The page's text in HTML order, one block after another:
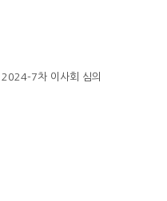
7차 이사회 심의